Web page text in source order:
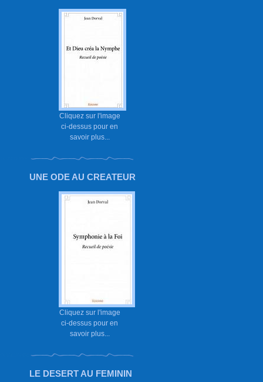
Cliquez sur l'image
ci-dessus pour en
savoir plus...
UNE ODE AU CREATEUR
Cliquez sur l'image
ci-dessus pour en
savoir plus...
LE DESERT AU FEMININ